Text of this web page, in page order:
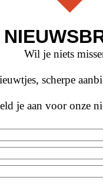
Wil je niets
scherpe
je aan voor onze